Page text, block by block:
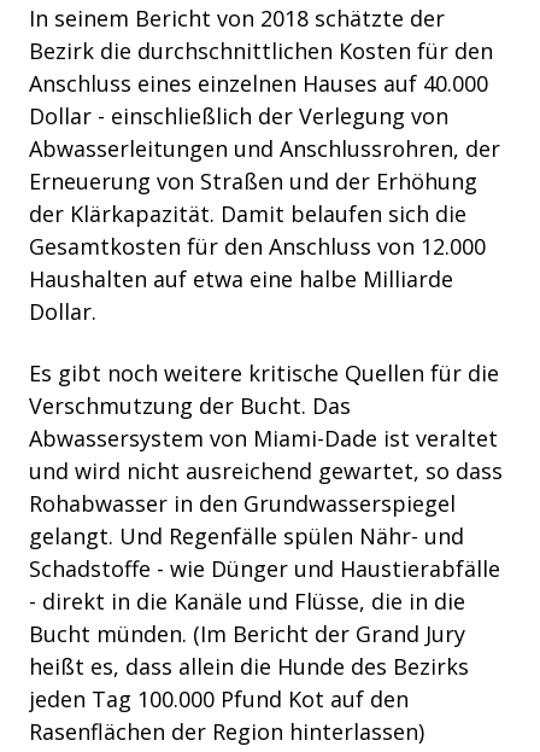
In seinem Bericht von 2018 schätzte der
Bezirk die durchschnittlichen Kosten für den
Anschluss eines einzelnen Hauses auf 40.000
Dollar - einschließlich der Verlegung von
Abwasserleitungen und Anschlussrohren, der
Erneuerung von Straßen und der Erhöhung
der Klärkapazität. Damit belaufen sich die
Gesamtkosten für den Anschluss von 12.000
Haushalten auf etwa eine halbe Milliarde
Dollar.
Es gibt noch weitere kritische Quellen für die
Verschmutzung der Bucht. Das
Abwassersystem von Miami-Dade ist veraltet
und wird nicht ausreichend gewartet, so dass
Rohabwasser in den Grundwasserspiegel
gelangt. Und Regenfälle spülen Nähr- und
Schadstoffe - wie Dünger und Haustierabfälle
- direkt in die Kanäle und Flüsse, die in die
Bucht münden. (Im Bericht der Grand Jury
heißt es, dass allein die Hunde des Bezirks
jeden Tag 100.000 Pfund Kot auf den
Rasenflächen der Region hinterlassen)